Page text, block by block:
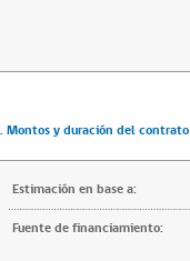
Montos y duración del contrato
Estimación en base a:
Fuente de financiamiento: